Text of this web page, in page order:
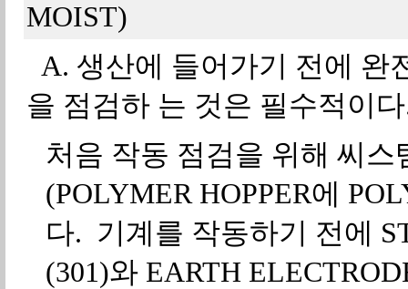
MOIST)
A. 생산에 들어가기 전에 완
을 점검하 는 것은 필수적이
처음 작동 점검을 위해 씨
(POLYMER HOPPER에
다. 기계를 작동하기 전에
(301)와 EARTH